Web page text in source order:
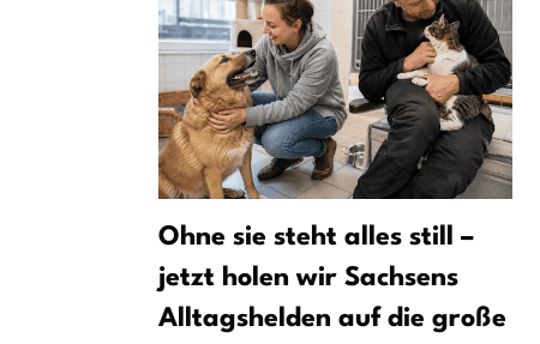
Ohne sie steht alles still –
jetzt holen wir Sachsens
Alltagshelden auf die große